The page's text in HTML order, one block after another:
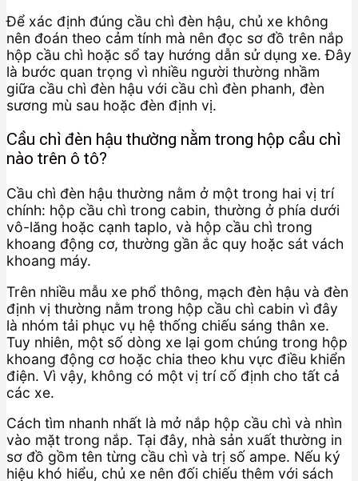
Để xác định đúng cầu chì đèn hậu, chủ xe không
nên đoán theo cảm tính mà nên đọc sơ đồ trên nắp
hộp cầu chì hoặc sổ tay hướng dẫn sử dụng xe. Đây
là bước quan trọng vì nhiều người thường nhầm
giữa cầu chì đèn hậu với cầu chì đèn phanh, đèn
sương mù sau hoặc đèn định vị.
Cầu chì đèn hậu thường nằm trong hộp cầu chì
nào trên ô tô?
Cầu chì đèn hậu thường nằm ở một trong hai vị trí
chính: hộp cầu chì trong cabin, thường ở phía dưới
vô-lăng hoặc cạnh taplo, và hộp cầu chì trong
khoang động cơ, thường gần ắc quy hoặc sát vách
khoang máy.
Trên nhiều mẫu xe phổ thông, mạch đèn hậu và đèn
định vị thường nằm trong hộp cầu chì cabin vì đây
là nhóm tải phục vụ hệ thống chiếu sáng thân xe.
Tuy nhiên, một số dòng xe lại gom chúng trong hộp
khoang động cơ hoặc chia theo khu vực điều khiển
điện. Vì vậy, không có một vị trí cố định cho tất cả
các xe.
Cách tìm nhanh nhất là mở nắp hộp cầu chì và nhìn
vào mặt trong nắp. Tại đây, nhà sản xuất thường in
sơ đồ gồm tên từng cầu chì và trị số ampe. Nếu ký
hiệu khó hiểu, chủ xe nên đối chiếu thêm với sách